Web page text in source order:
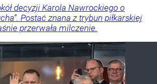
decyzji Karola Nawrockiego o
Postać znana z trybun piłkarskiej
przerwała milczenie.